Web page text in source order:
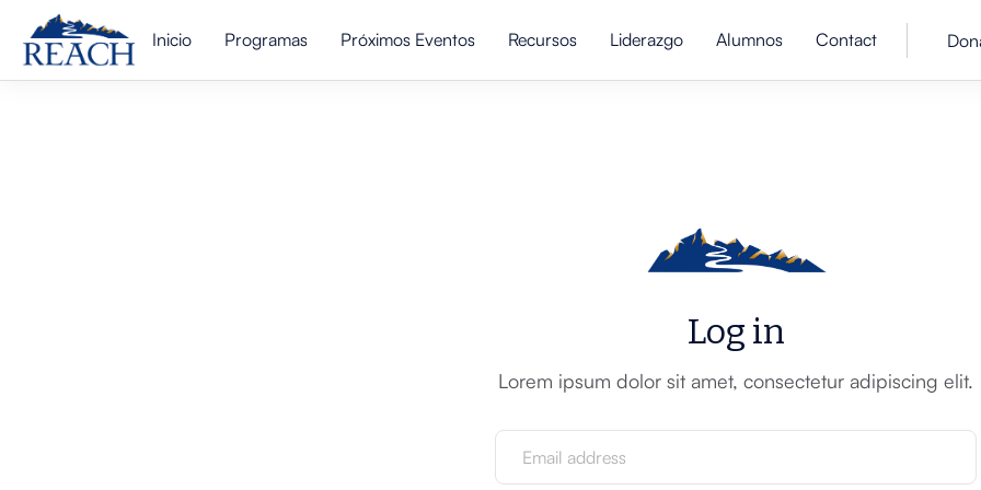
Inicio Programas Próximos Eventos Recursos Liderazgo Alumnos Contact
Log in
Lorem ipsum dolor sit amet, consectetur adipiscing elit.